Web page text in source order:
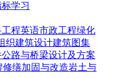
学习
工程英语市政工程绿化
织建筑设计建筑图集
公路与桥梁设计及方案
修缮加固与改造岩土与